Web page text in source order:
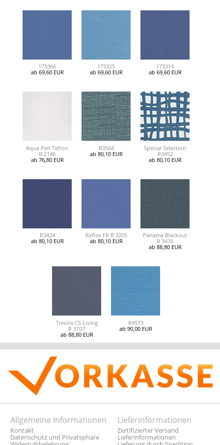
173366
ab 69,60 EUR
173325
ab 69,60 EUR
173314
ab 69,60 EUR
Aqua Perl Teflon
R 2146
ab 76,80 EUR
R3504
ab 80,10 EUR
Special Selection
R3452
ab 80,10 EUR
R3424
ab 80,10 EUR
Reflex FR R 3205
ab 80,10 EUR
Panama Blackout
R 3416
ab 88,80 EUR
Trevira CS Living
R 3107
ab 88,80 EUR
R4573
ab 90,00 EUR
Allgemeine Informationen
Kontakt
Datenschutz und Privatsphäre
Lieferinformationen
Zertifizierter Versand
Lieferinformationen